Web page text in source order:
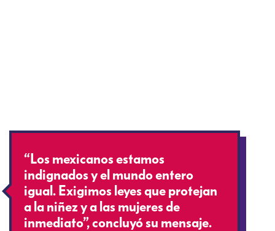
“Los mexicanos estamos
indignados y el mundo entero
igual. Exigimos leyes que protejan
a la niñez y a las mujeres de
inmediato”, concluyó su mensaje.